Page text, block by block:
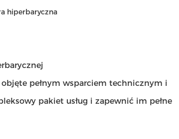
hiperbaryczna
pełnym wsparciem technicznym i
pakiet usług i zapewnić im pełne